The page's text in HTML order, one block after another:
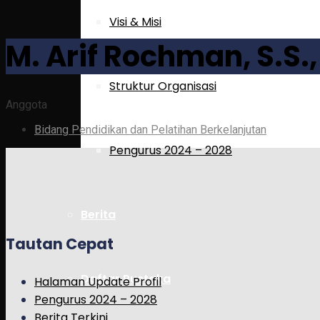
Visi & Misi
Struktur Organisasi
Pengurus 2024 – 2028
Berita
Daftar Pustaka
M. Arif Rochman,
Anggota
Bidang Pendidikan dan Pelatihan Berkelanjutan
Tautan Cepat
Halaman Update Profil
Pengurus 2024 – 2028